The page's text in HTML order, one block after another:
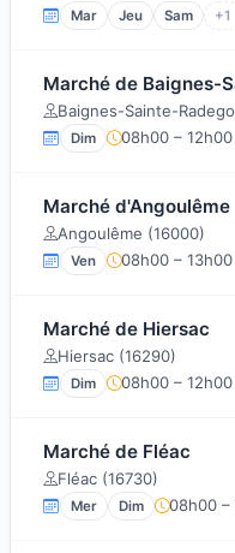
Mar Jeu Sam +1
Marché de Baignes-
Baignes-Sainte-
Dim 08h00 – 12h00
Marché d'Angoulême
Angoulême (16000)
Ven 08h00 – 13h00
Marché de Hiersac
Hiersac (16290)
Dim 08h00 – 12h00
Marché de Fléac
Fléac (16730)
Mer Dim 08h00 –